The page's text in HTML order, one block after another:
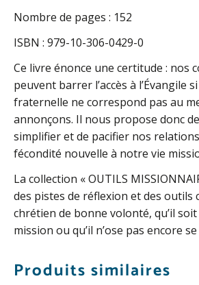
Nombre de pages : 152
ISBN : 979-10-306-0429-0
Ce livre énonce une certitude : nos
peuvent barrer l’accès à l’Évangile
fraternelle ne correspond pas au
annonçons. Il nous propose donc
simplifier et de pacifier nos
fécondité nouvelle à notre vie
La collection « OUTILS
des pistes de réflexion et des outils
chrétien de bonne volonté, qu’il
mission ou qu’il n’ose pas encore
Produits similaires